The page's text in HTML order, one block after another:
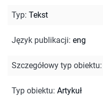
Typ: Tekst
Język publikacji: eng
Szczegółowy typ obiektu:
Typ obiektu: Artykuł